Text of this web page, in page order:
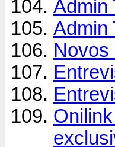
Admin
Admin
Novos